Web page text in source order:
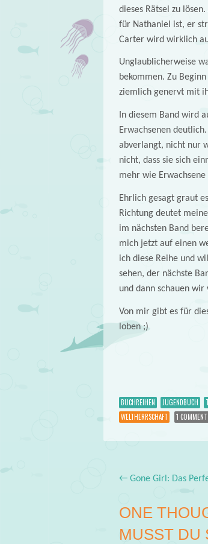
dieses Rätsel zu
für Nathaniel ist, er
Carter wird wirklich
Unglaublicherweise
bekommen. Zu
ziemlich genervt mit
In diesem Band wird
Erwachsenen
abverlangt, nicht nur
nicht, dass sie sich
mehr wie
Ehrlich gesagt graut
Richtung deutet
im nächsten Band
mich jetzt auf einen
ich diese Reihe und
sehen, der nächste
und dann schauen wir
Von mir gibt es für
loben ;)
BUCHREIHEN JUGENDBUCH
WELTHERRSCHAFT
1 COMMENT
Post
←Gone Girl: Das
ONE
MUSST DU